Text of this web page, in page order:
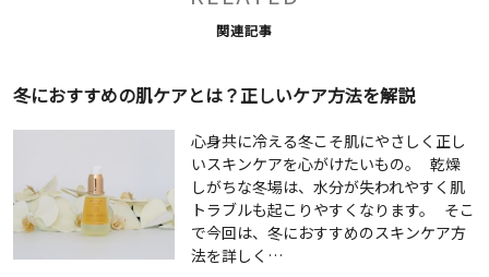
関連記事
冬におすすめの肌ケアとは？正しいケア方法を解説
心身共に冷える冬こそ肌にやさしく正し
いスキンケアを心がけたいもの。 乾燥
しがちな冬場は、水分が失われやすく肌
トラブルも起こりやすくなります。 そこ
で今回は、冬におすすめのスキンケア方
法を詳しく…